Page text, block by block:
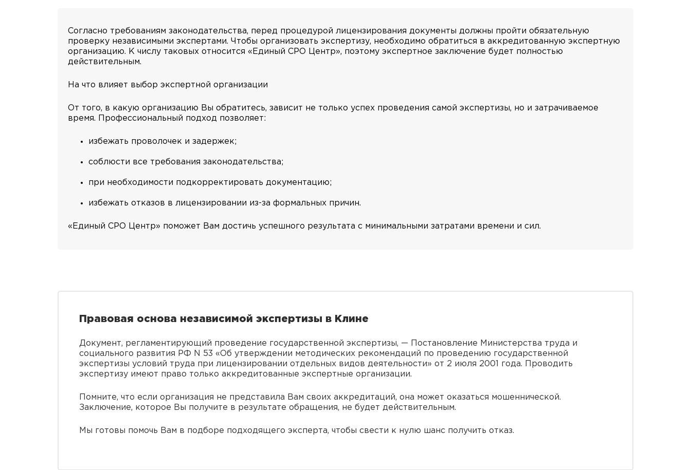
Согласно требованиям законодательства, перед процедурой лицензирования документы должны пройти обязательную
проверку независимыми экспертами. Чтобы организовать экспертизу, необходимо обратиться в аккредитованную экспертную
организацию. К числу таковых относится «Единый СРО Центр», поэтому экспертное заключение будет полностью
действительным.
На что влияет выбор экспертной организации
От того, в какую организацию Вы обратитесь, зависит не только успех проведения самой экспертизы, но и затрачиваемое
время. Профессиональный подход позволяет:
избежать проволочек и задержек;
соблюсти все требования законодательства;
при необходимости подкорректировать документацию;
избежать отказов в лицензировании из-за формальных причин.
«Единый СРО Центр» поможет Вам достичь успешного результата с минимальными затратами времени и сил.
Правовая основа независимой экспертизы в Клине
Документ, регламентирующий проведение государственной экспертизы, — Постановление Министерства труда и
социального развития РФ N 53 «Об утверждении методических рекомендаций по проведению государственной
экспертизы условий труда при лицензировании отдельных видов деятельности» от 2 июля 2001 года. Проводить
экспертизу имеют право только аккредитованные экспертные организации.
Помните, что если организация не представила Вам своих аккредитаций, она может оказаться мошеннической.
Заключение, которое Вы получите в результате обращения, не будет действительным.
Мы готовы помочь Вам в подборе подходящего эксперта, чтобы свести к нулю шанс получить отказ.